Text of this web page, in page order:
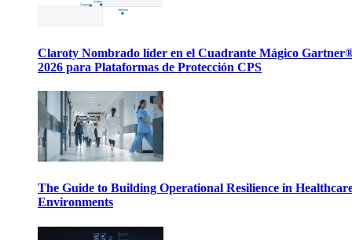
Claroty Nombrado líder en el Cuadrante Mágico
2026 para Plataformas de Protección CPS
The Guide to Building Operational Resilience in
Environments